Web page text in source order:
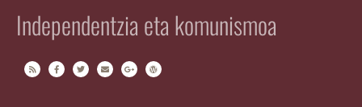
Independentzia eta komunismoa